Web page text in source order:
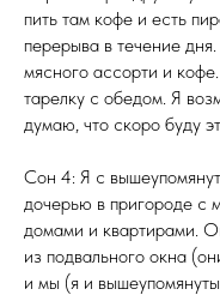
пить там кофе и есть
перерыва в течение
мясного ассорти и
тарелку с обедом. Я
думаю, что скоро буду
Сон 4: Я с
дочерью в пригороде с
домами и квартирами.
из подвального окна
и мы (я и